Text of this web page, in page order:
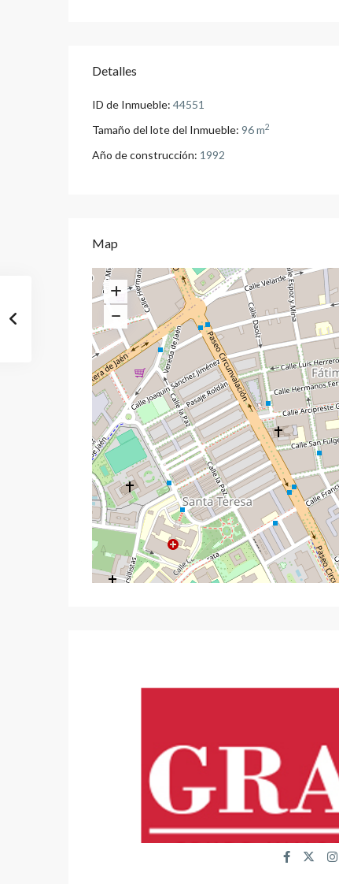
Detalles
ID de Inmueble: 44551
Tamaño del lote del Inmueble: 96 m2
Año de construcción: 1992
Map
Franciscanos,